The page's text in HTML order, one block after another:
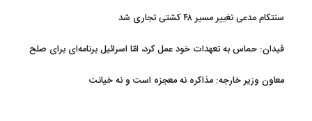
سنتکام مدعی تغییر مسیر ۴۸ کشتی تجاری شد
فیدان: حماس به تعهدات خود عمل کرد، امّا اسرائیل برنامه‌ای برای صلح
معاون وزیر خارجه: مذاکره نه معجزه است و نه خیانت